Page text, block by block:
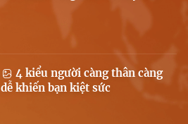
4 kiểu người càng thân càng
dễ khiến bạn kiệt sức